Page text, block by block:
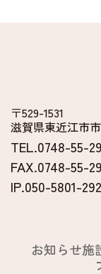
〒529-1531
滋賀県東近江市
TEL.0748-55-
FAX.0748-55-
IP.050-5801-
お知らせ施